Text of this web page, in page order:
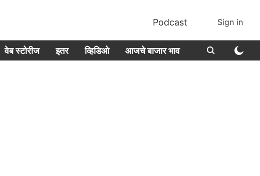
Podcast Sign in
वेब स्टोरीज इतर व्हिडिओ आजचे बाजार भाव